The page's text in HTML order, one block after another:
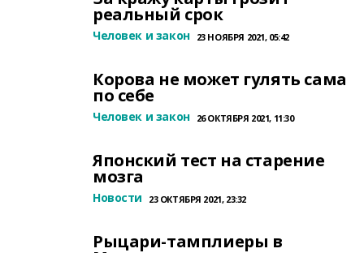
реальный срок
Человек и закон 23 НОЯБРЯ 2021, 05:42
Корова не может гулять сама
по себе
Человек и закон 26 ОКТЯБРЯ 2021, 11:30
Японский тест на старение
мозга
Новости 23 ОКТЯБРЯ 2021, 23:32
Рыцари-тамплиеры в